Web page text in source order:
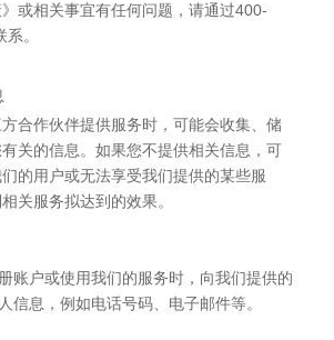
或相关事宜有任何问题，请通过400-
。
合作伙伴提供服务时，可能会收集、储
关的信息。如果您不提供相关信息，可
的用户或无法享受我们提供的某些服
关服务拟达到的效果。
账户或使用我们的服务时，向我们提供的
信息，例如电话号码、电子邮件等。